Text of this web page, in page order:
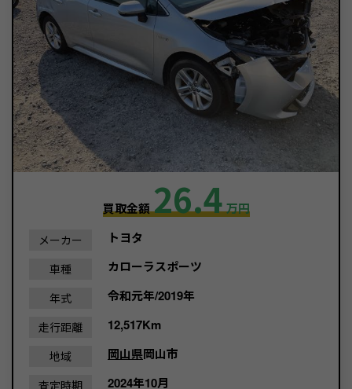
買取金額26.4万円
メーカー トヨタ
車種 カローラスポーツ
年式 令和元年/2019年
走行距離 12,517Km
地域 岡山県岡山市
査定時期
2024年10月